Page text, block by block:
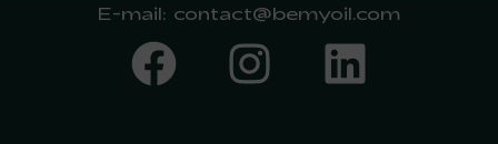
E-mail: contact@bemyoil.com